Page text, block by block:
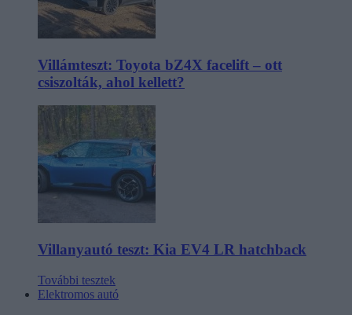
Villámteszt: Toyota bZ4X facelift – ott
csiszolták, ahol kellett?
Villanyautó teszt: Kia EV4 LR hatchback
További tesztek
Elektromos autó